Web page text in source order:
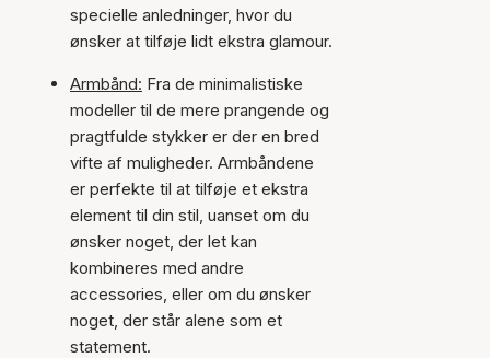
specielle anledninger, hvor du
ønsker at tilføje lidt ekstra glamour.
Armbånd: Fra de minimalistiske
modeller til de mere prangende og
pragtfulde stykker er der en bred
vifte af muligheder. Armbåndene
er perfekte til at tilføje et ekstra
element til din stil, uanset om du
ønsker noget, der let kan
kombineres med andre
accessories, eller om du ønsker
noget, der står alene som et
statement.